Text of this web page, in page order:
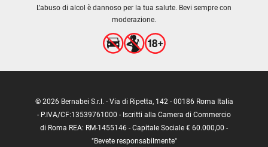
L’abuso di alcol è dannoso per la tua salute. Bevi sempre con
moderazione.
© 2026 Bernabei S.r.l. - Via di Ripetta, 142 - 00186 Roma Italia
- P.IVA/CF:13539761000 - Iscritti alla Camera di Commercio
di Roma REA: RM-1455146 - Capitale Sociale € 60.000,00 -
"Bevete responsabilmente"